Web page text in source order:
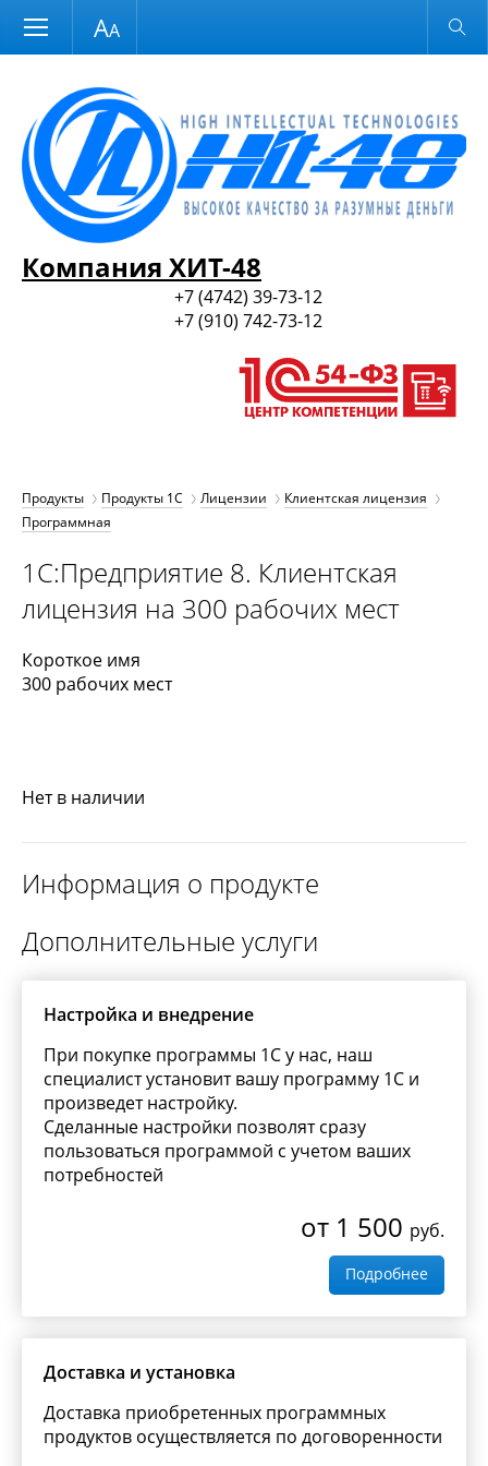
Размер шрифта Обычная версия
Компания ХИТ-48
+7 (4742) 39-73-12
+7 (910) 742-73-12
Продукты Продукты 1С Лицензии
Клиентская лицензия
Программная
1С:Предприятие 8. Клиентская
лицензия на 300 рабочих мест
Короткое имя
300 рабочих мест
Нет в наличии
Информация о продукте
Дополнительные услуги
Настройка и внедрение
При покупке программы 1С у нас, наш
специалист установит вашу программу 1С и
произведет настройку.
Сделанные настройки позволят сразу
пользоваться программой с учетом ваших
потребностей
от 1 500 руб.
Подробнее
Доставка и установка
Доставка приобретенных программных
продуктов осуществляется по договоренности